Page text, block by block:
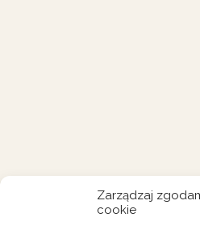
Zarządzaj
cookie